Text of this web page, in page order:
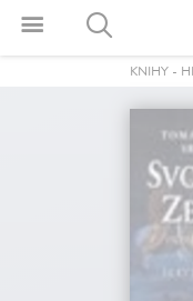
KNIHY -